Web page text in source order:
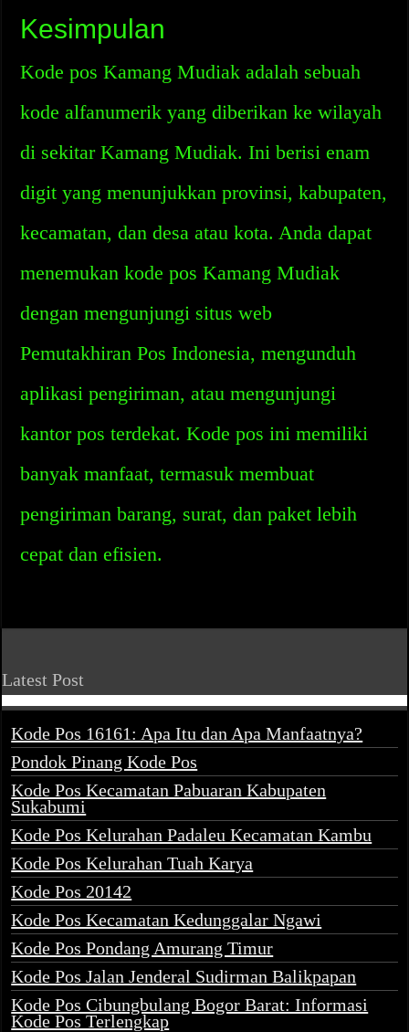
Kesimpulan
Kode pos Kamang Mudiak adalah sebuah
kode alfanumerik yang diberikan ke wilayah
di sekitar Kamang Mudiak. Ini berisi enam
digit yang menunjukkan provinsi, kabupaten,
kecamatan, dan desa atau kota. Anda dapat
menemukan kode pos Kamang Mudiak
dengan mengunjungi situs web
Pemutakhiran Pos Indonesia, mengunduh
aplikasi pengiriman, atau mengunjungi
kantor pos terdekat. Kode pos ini memiliki
banyak manfaat, termasuk membuat
pengiriman barang, surat, dan paket lebih
cepat dan efisien.
Latest Post
Kode Pos 16161: Apa Itu dan Apa Manfaatnya?
Pondok Pinang Kode Pos
Kode Pos Kecamatan Pabuaran Kabupaten
Sukabumi
Kode Pos Kelurahan Padaleu Kecamatan Kambu
Kode Pos Kelurahan Tuah Karya
Kode Pos 20142
Kode Pos Kecamatan Kedunggalar Ngawi
Kode Pos Pondang Amurang Timur
Kode Pos Jalan Jenderal Sudirman Balikpapan
Kode Pos Cibungbulang Bogor Barat: Informasi
Kode Pos Terlengkap